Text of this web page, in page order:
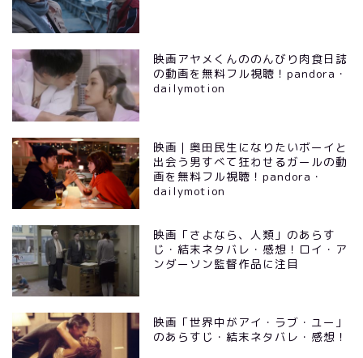
映画アヤメくんののんびり肉食日誌
の動画を無料フル視聴！pandora・
dailymotion
映画｜奥田民生になりたいボーイと
出会う男すべて狂わせるガールの動
画を無料フル視聴！pandora・
dailymotion
映画「さよなら、人類」のあらす
じ・結末ネタバレ・感想！ロイ・ア
ンダーソン監督作品に注目
映画「世界中がアイ・ラブ・ユー」
のあらすじ・結末ネタバレ・感想！